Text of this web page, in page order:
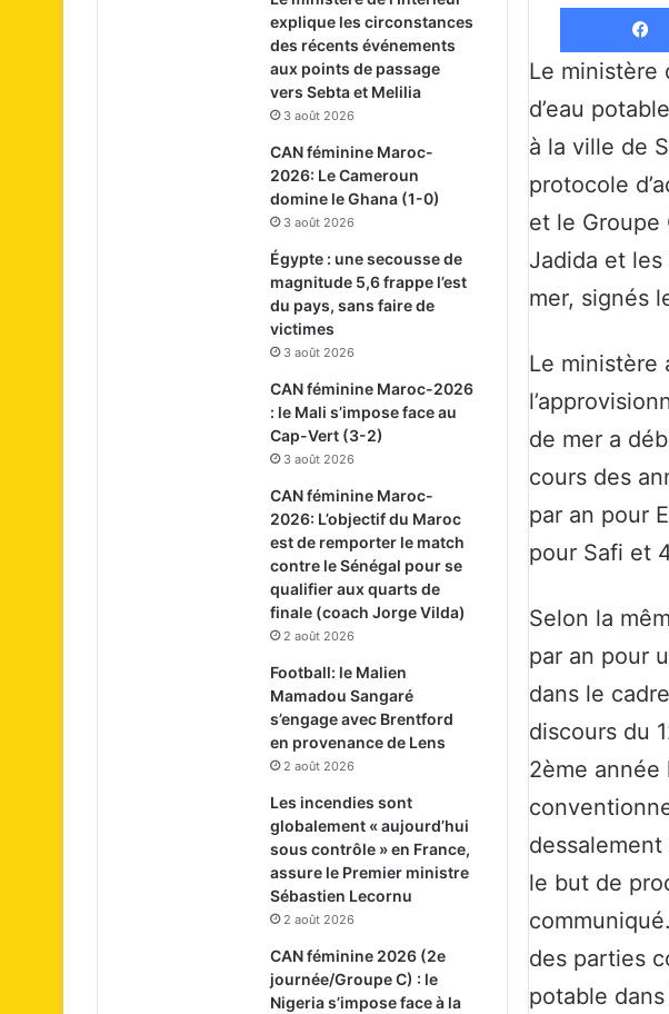
Le ministère
d’eau
à la ville de
protocole
et le Groupe
Jadida et les
mer, signés
Le ministère
de mer a
cours des
par an pour
pour Safi et
Selon la
par an pour
dans le
discours du
2ème année
le but de
des parties
potable
explique les circonstances
des récents événements
aux points de passage
vers Sebta et Melilia
3 août 2026
CAN féminine Maroc-
2026: Le Cameroun
domine le Ghana (1-0)
3 août 2026
Égypte : une secousse de
magnitude 5,6 frappe l’est
du pays, sans faire de
victimes
3 août 2026
CAN féminine Maroc-2026
: le Mali s’impose face au
Cap-Vert (3-2)
3 août 2026
CAN féminine Maroc-
2026: L’objectif du Maroc
est de remporter le match
contre le Sénégal pour se
qualifier aux quarts de
finale (coach Jorge Vilda)
2 août 2026
Football: le Malien
Mamadou Sangaré
s’engage avec Brentford
en provenance de Lens
2 août 2026
Les incendies sont
globalement « aujourd’hui
sous contrôle » en France,
assure le Premier ministre
Sébastien Lecornu
2 août 2026
CAN féminine 2026 (2e
journée/Groupe C) : le
Nigeria s’impose face à la